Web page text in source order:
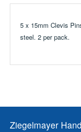
5 x 15mm Clevis
steel. 2 per pack.
Ziegelmayer